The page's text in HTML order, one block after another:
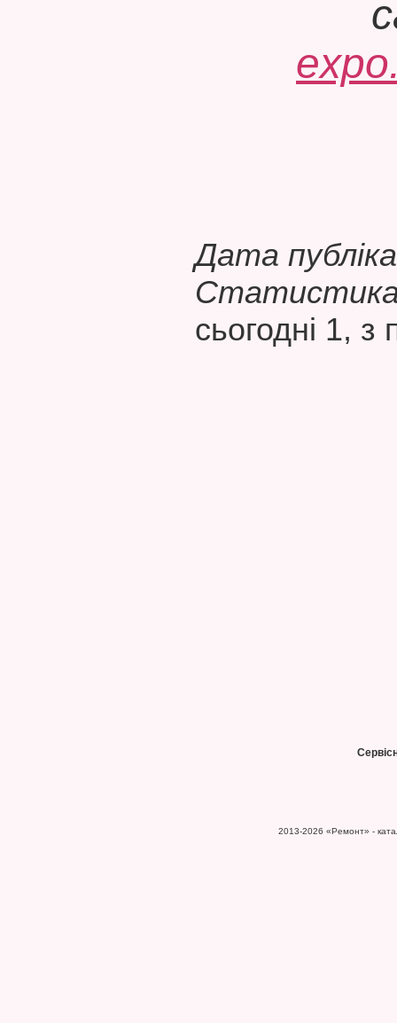
Дата
Статистика
сьогодні 1, з
2013-2026 «Ремонт» -